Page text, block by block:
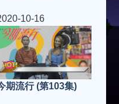
10-16
期流行 (第103集)